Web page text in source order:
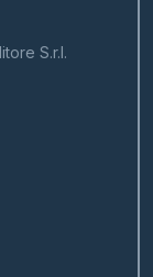
S.r.l.